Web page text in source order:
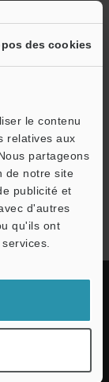
des cookies
le contenu
relatives aux
partageons
de notre site
publicité et
d'autres
qu'ils ont
informations ne